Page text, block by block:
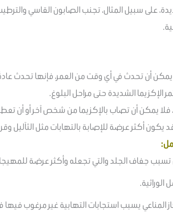
على سبيل المثال، تجنب الصابون القاسي
يمكن أن تحدث في أي وقت من العمر، فإنها تحدث
الإكزيما الشديدة حتى مراحل البلوغ.
فلا يمكن أن تصاب بالإكزيما من شخص آخر أو أن
يكون أكثر عرضة للإصابة بالتهابات مثل الثآليل
تسبب جفاف الجلد والتي تجعله وأكثر عرضة
يسبب استجابات التهابية غير مرغوب فيها